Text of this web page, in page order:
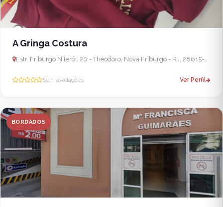
A Gringa Costura
Estr. Friburgo Niterói, 20 - Theodoro, Nova Friburgo - RJ, 28615-315, Brasil
Sem avaliações Ver Perfil
BORDADOS